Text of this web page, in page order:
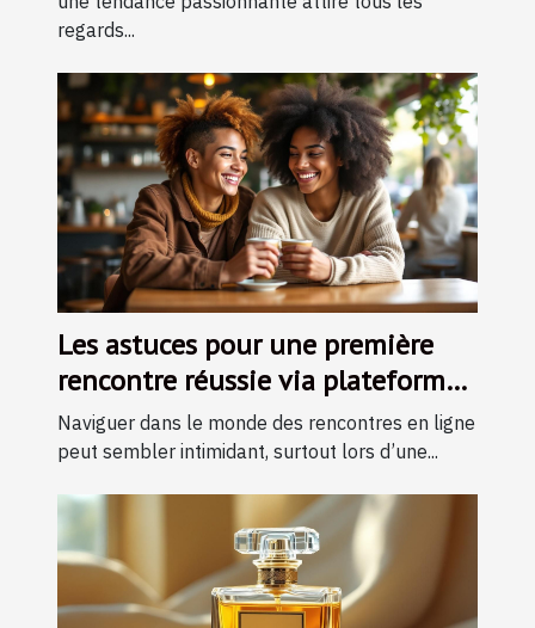
regards...
Les astuces pour une première
rencontre réussie via plateforme
en ligne
Naviguer dans le monde des rencontres en ligne
peut sembler intimidant, surtout lors d’une...